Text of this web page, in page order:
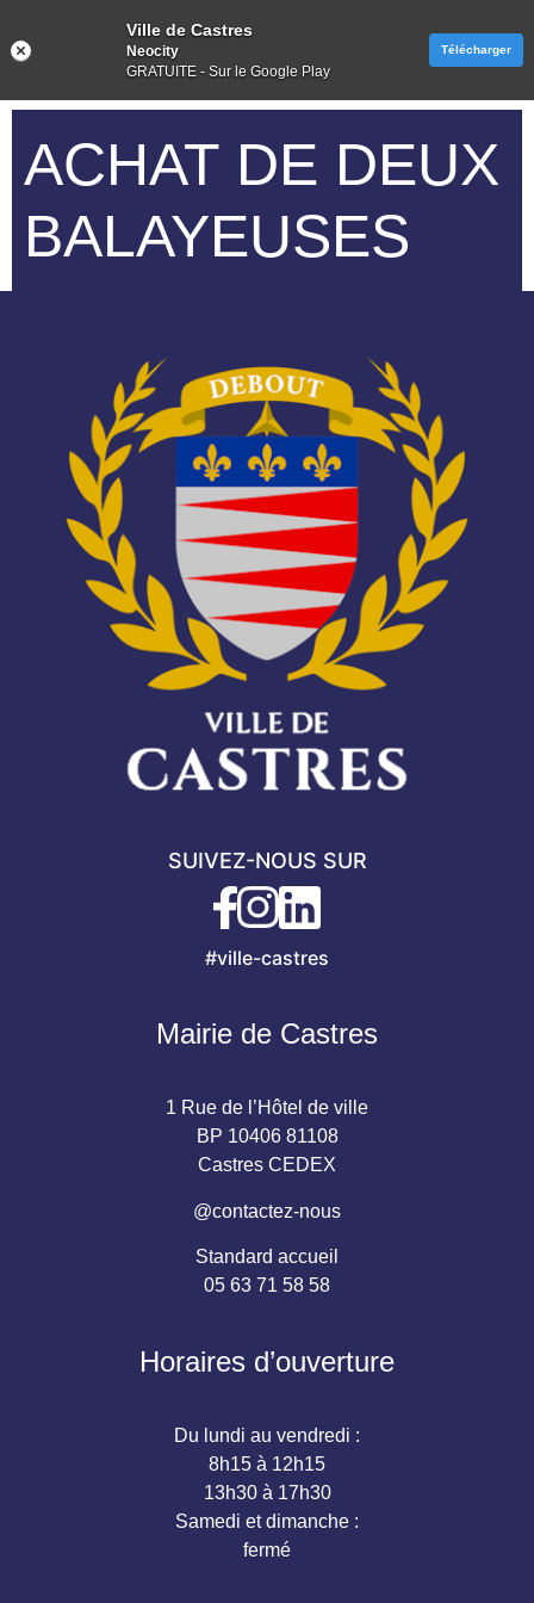
ACHAT DE DEUX
BALAYEUSES
SUIVEZ-NOUS SUR
#ville-castres
Mairie de Castres
1 Rue de l’Hôtel de ville
BP 10406 81108
Castres CEDEX
@contactez-nous
Standard accueil
05 63 71 58 58
Horaires d’ouverture
Du lundi au vendredi :
8h15 à 12h15
13h30 à 17h30
Samedi et dimanche :
fermé
Ville de Castres
Neocity
GRATUITE - Sur le Google Play
Télécharger